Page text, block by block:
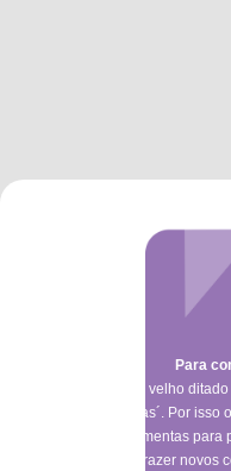
Para
Já dizia um velho
mil palavras´. Por isso
ótimas ferramentas para
diversos e trazer novos